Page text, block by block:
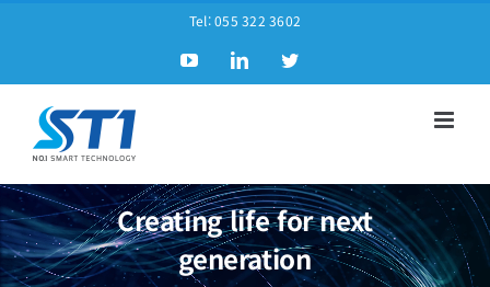
Tel:055 322 3602
Creating life for next
generation